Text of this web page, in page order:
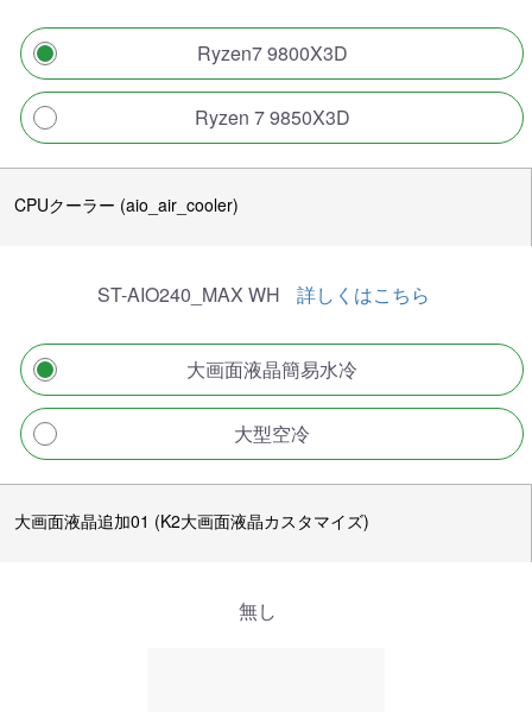
Ryzen7 9800X3D
Ryzen 7 9850X3D
CPUクーラー (aio_air_cooler)
ST-AIO240_MAX WH 詳しくはこちら
大画面液晶簡易水冷
大型空冷
大画面液晶追加01 (K2大画面液晶カスタマイズ)
無し